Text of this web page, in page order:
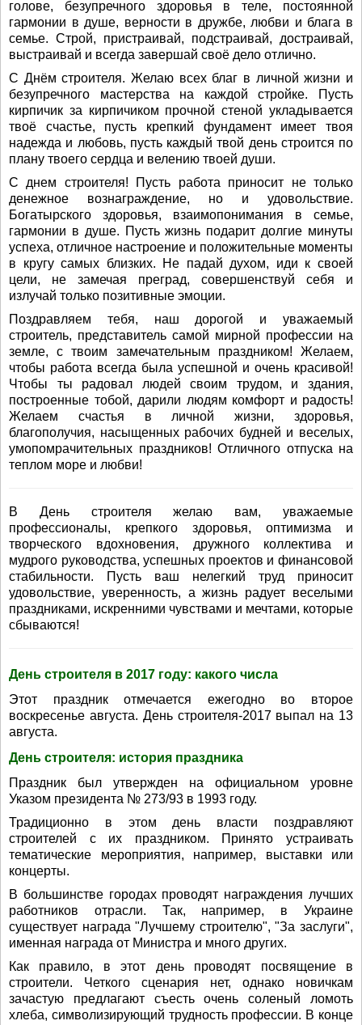
голове, безупречного здоровья в теле, постоянной
гармонии в душе, верности в дружбе, любви и блага в
семье. Строй, пристраивай, подстраивай, достраивай,
выстраивай и всегда завершай своё дело отлично.
С Днём строителя. Желаю всех благ в личной жизни и
безупречного мастерства на каждой стройке. Пусть
кирпичик за кирпичиком прочной стеной укладывается
твоё счастье, пусть крепкий фундамент имеет твоя
надежда и любовь, пусть каждый твой день строится по
плану твоего сердца и велению твоей души.
С днем строителя! Пусть работа приносит не только
денежное вознаграждение, но и удовольствие.
Богатырского здоровья, взаимопонимания в семье,
гармонии в душе. Пусть жизнь подарит долгие минуты
успеха, отличное настроение и положительные моменты
в кругу самых близких. Не падай духом, иди к своей
цели, не замечая преград, совершенствуй себя и
излучай только позитивные эмоции.
Поздравляем тебя, наш дорогой и уважаемый
строитель, представитель самой мирной профессии на
земле, с твоим замечательным праздником! Желаем,
чтобы работа всегда была успешной и очень красивой!
Чтобы ты радовал людей своим трудом, и здания,
построенные тобой, дарили людям комфорт и радость!
Желаем счастья в личной жизни, здоровья,
благополучия, насыщенных рабочих будней и веселых,
умопомрачительных праздников! Отличного отпуска на
теплом море и любви!
В День строителя желаю вам, уважаемые
профессионалы, крепкого здоровья, оптимизма и
творческого вдохновения, дружного коллектива и
мудрого руководства, успешных проектов и финансовой
стабильности. Пусть ваш нелегкий труд приносит
удовольствие, уверенность, а жизнь радует веселыми
праздниками, искренними чувствами и мечтами, которые
сбываются!
День строителя в 2017 году: какого числа
Этот праздник отмечается ежегодно во второе
воскресенье августа. День строителя-2017 выпал на 13
августа.
День строителя: история праздника
Праздник был утвержден на официальном уровне
Указом президента № 273/93 в 1993 году.
Традиционно в этом день власти поздравляют
строителей с их праздником. Принято устраивать
тематические мероприятия, например, выставки или
концерты.
В большинстве городах проводят награждения лучших
работников отрасли. Так, например, в Украине
существует награда "Лучшему строителю", "За заслуги",
именная награда от Министра и много других.
Как правило, в этот день проводят посвящение в
строители. Четкого сценария нет, однако новичкам
зачастую предлагают съесть очень соленый ломоть
хлеба, символизирующий трудность профессии. В конце